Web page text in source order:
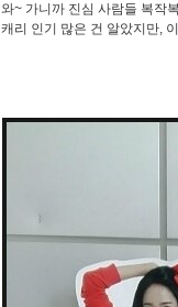
와~ 가니까 진심 사람들 복작
캐리 인기 많은 건 알았지만,